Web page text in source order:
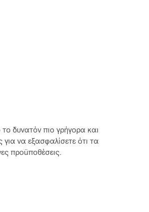
δυνατόν πιο γρήγορα και
να εξασφαλίσετε ότι τα
προϋποθέσεις.